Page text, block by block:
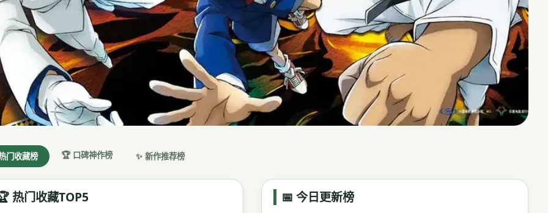
门收藏榜 🏆 口碑神作榜 ✨ 新作推荐榜
热门收藏TOP5 📅 今日更新榜